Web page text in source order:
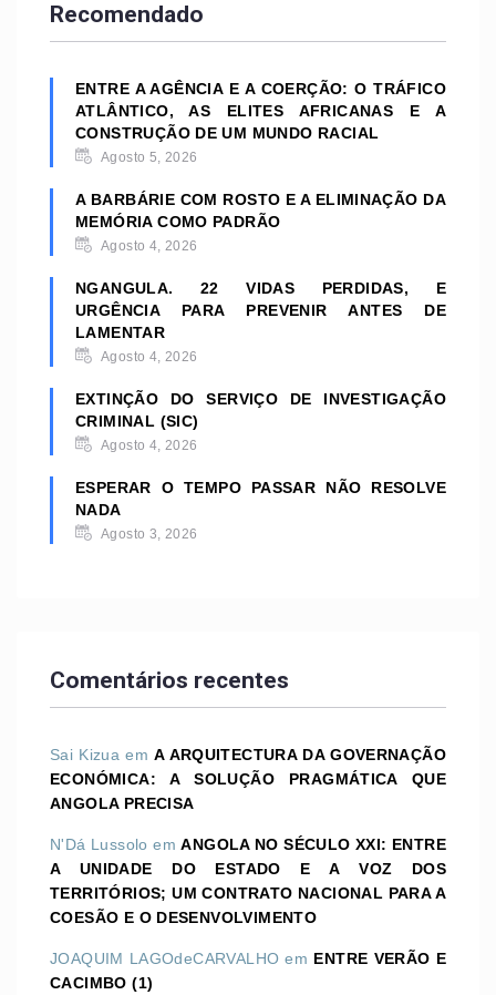
Recomendado
ENTRE A AGÊNCIA E A COERÇÃO: O TRÁFICO
ATLÂNTICO, AS ELITES AFRICANAS E A
CONSTRUÇÃO DE UM MUNDO RACIAL
Agosto 5, 2026
A BARBÁRIE COM ROSTO E A ELIMINAÇÃO DA
MEMÓRIA COMO PADRÃO
Agosto 4, 2026
NGANGULA. 22 VIDAS PERDIDAS, E
URGÊNCIA PARA PREVENIR ANTES DE
LAMENTAR
Agosto 4, 2026
EXTINÇÃO DO SERVIÇO DE INVESTIGAÇÃO
CRIMINAL (SIC)
Agosto 4, 2026
ESPERAR O TEMPO PASSAR NÃO RESOLVE
NADA
Agosto 3, 2026
Comentários recentes
Sai Kizua emA ARQUITECTURA DA GOVERNAÇÃO
ECONÓMICA: A SOLUÇÃO PRAGMÁTICA QUE
ANGOLA PRECISA
N'Dá Lussolo emANGOLA NO SÉCULO XXI: ENTRE
A UNIDADE DO ESTADO E A VOZ DOS
TERRITÓRIOS; UM CONTRATO NACIONAL PARA A
COESÃO E O DESENVOLVIMENTO
JOAQUIM LAGOdeCARVALHO em ENTRE VERÃO E
CACIMBO (1)